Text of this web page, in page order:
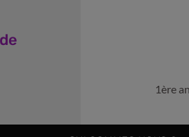
1ère